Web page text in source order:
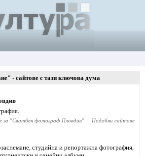
- сайтове с тази ключова дума
за "Сватбен фотограф Пловдив" Подобни сайтове
студийна и репортажна фотография,